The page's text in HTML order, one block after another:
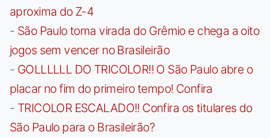
aproxima do Z-4
- São Paulo toma virada do Grêmio e chega a oito
jogos sem vencer no Brasileirão
- GOLLLLLL DO TRICOLOR!! O São Paulo abre o
placar no fim do primeiro tempo! Confira
- TRICOLOR ESCALADO!! Confira os titulares do
São Paulo para o Brasileirão?